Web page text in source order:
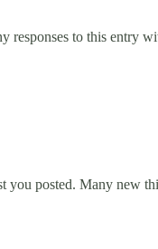
responses to this entry
posted. Many new